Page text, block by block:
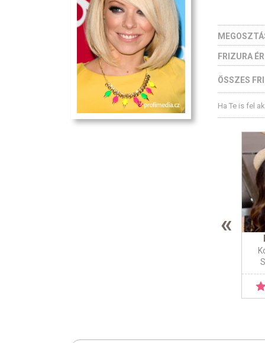
FRIZURA
ÖSSZES
Ha Te is fel
«